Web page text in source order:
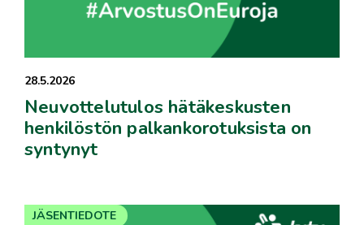
28.5.2026
Neuvottelutulos hätäkeskusten
henkilöstön palkankorotuksista on
syntynyt
JÄSENTIEDOTE